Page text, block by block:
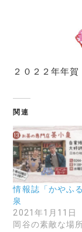
２０２２年年賀
関連
情報誌「かやふ
泉
2021年1月11日
岡谷の素敵な場